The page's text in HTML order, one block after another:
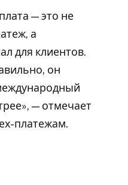
— это не
а
для клиентов.
он
— отмечает
платежам.